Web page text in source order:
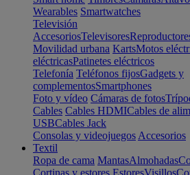
Wearables Smartwatches
Televisión
AccesoriosTelevisores
Movilidad urbana KartsMotos
eléctricasPatinetes eléctricos
Telefonía Teléfonos fijosGadgets y
complementosSmartphones
Foto y vídeo Cámaras de fotos
Cables Cables HDMICables de
USBCables Jack
Consolas y videojuegos Accesorios
Textil
Ropa de cama MantasAlmohadas
Cortinas y estores EstoresVisillos